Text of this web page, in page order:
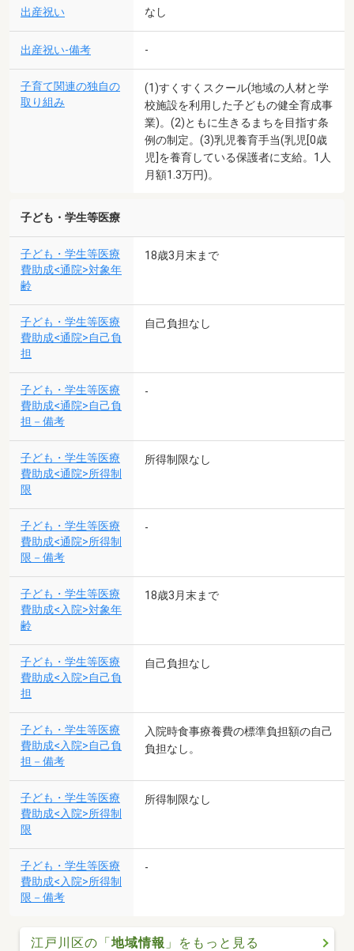
出産祝い なし
出産祝い-備考 -
子育て関連の独自の
取り組み
(1)すくすくスクール(地域の人材と学
校施設を利用した子どもの健全育成事
業)。(2)ともに生きるまちを目指す条
例の制定。(3)乳児養育手当(乳児[0歳
児]を養育している保護者に支給。1人
月額1.3万円)。
子ども・学生等医療
子ども・学生等医療
費助成<通院>対象年
齢
18歳3月末まで
子ども・学生等医療
費助成<通院>自己負
担
自己負担なし
子ども・学生等医療
費助成<通院>自己負
担－備考
-
子ども・学生等医療
費助成<通院>所得制
限
所得制限なし
子ども・学生等医療
費助成<通院>所得制
限－備考
-
子ども・学生等医療
費助成<入院>対象年
齢
18歳3月末まで
子ども・学生等医療
費助成<入院>自己負
担
自己負担なし
子ども・学生等医療
費助成<入院>自己負
担－備考
入院時食事療養費の標準負担額の自己
負担なし。
子ども・学生等医療
費助成<入院>所得制
限
所得制限なし
子ども・学生等医療
費助成<入院>所得制
限－備考
-
江戸川区の「地域情報 」をもっと見る